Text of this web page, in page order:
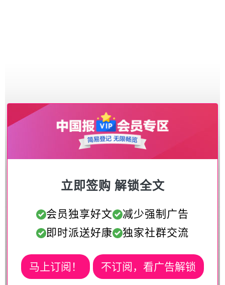
立即签购 解锁全文
会员独享好文
减少强制广告
即时派送好康
独家社群交流
马上订阅！ 不订阅，看广告解锁